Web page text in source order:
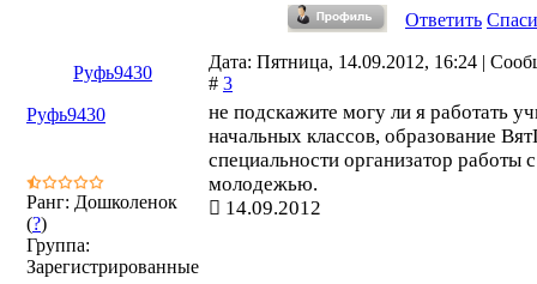
Ответить
Руфь9430
Дата: Пятница, 14.09.2012, 16:24 |
# 3
Руфь9430
Ранг: Дошколенок
(?)
Группа:
Зарегистрированные
не подскажите могу ли я работать
начальных классов, образование
специальности организатор работы с
молодежью.
14.09.2012